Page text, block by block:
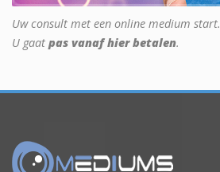
Uw consult met een online medium start.
U gaat pas vanaf hier betalen.